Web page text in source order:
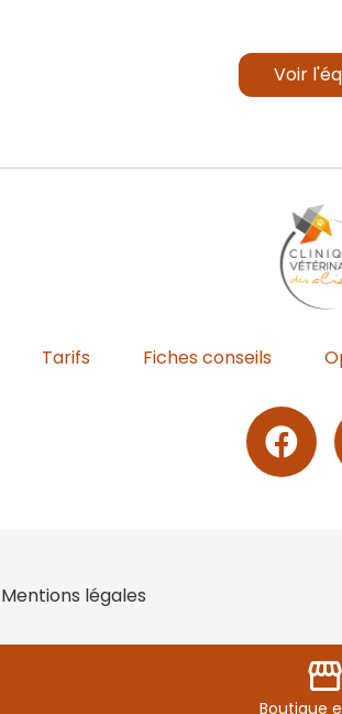
Voir
storefront
Boutique
Tarifs Fiches conseils
Mentions légales